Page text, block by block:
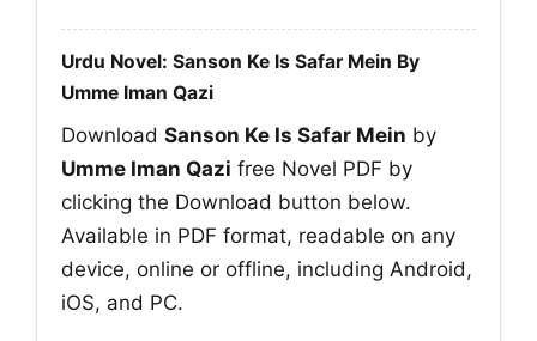
Urdu Novel: Sanson Ke Is Safar Mein By
Umme Iman Qazi
Download Sanson Ke Is Safar Mein by
Umme Iman Qazi free Novel PDF by
clicking the Download button below.
Available in PDF format, readable on any
device, online or offline, including Android,
iOS, and PC.